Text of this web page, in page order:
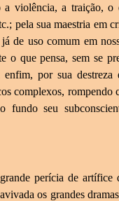
a violência, a traição,
pela sua maestria em
já de uso comum em
o que pensa, sem se
enfim, por sua
complexos, rompendo
fundo seu
perícia de artífice
os grandes